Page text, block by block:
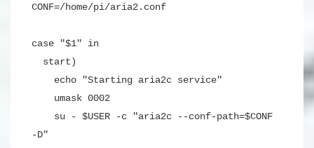
CONF=/home/pi/aria2.conf
case "$1" in
start)
echo "Starting aria2c service"
umask 0002
su - $USER -c "aria2c --conf-path=$CONF
-D"